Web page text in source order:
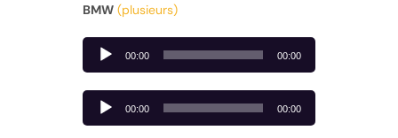
BMW(plusieurs)
Lecteur
audio
00:00 00:00
Lecteur
audio
00:00 00:00